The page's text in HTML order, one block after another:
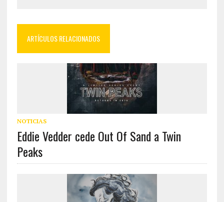
ARTÍCULOS RELACIONADOS
NOTICIAS
Eddie Vedder cede Out Of Sand a Twin
Peaks